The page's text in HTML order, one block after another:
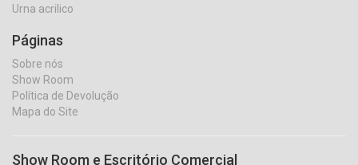
Urna acrilico
Páginas
Sobre nós
Show Room
Política de Devolução
Mapa do Site
Show Room e Escritório Comercial